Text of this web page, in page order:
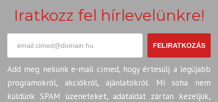
Iratkozz fel hírlevelünkre!
FELIRATKOZÁS
Add meg nekünk e-mail címed, hogy értesülj a legújabb
programokról, akciókról, ajánlatokról. Mi soha nem
küldünk SPAM üzeneteket, adataidat zártan kezeljük,